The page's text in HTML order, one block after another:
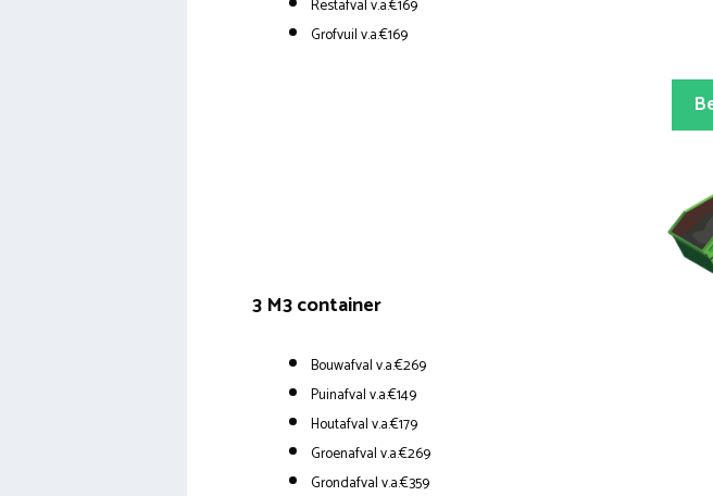
Restafval v.a.€169
Grofvuil v.a.€169
3 M3 container
Bouwafval v.a.€269
Puinafval v.a.€149
Houtafval v.a.€179
Groenafval v.a.€269
Grondafval v.a.€359